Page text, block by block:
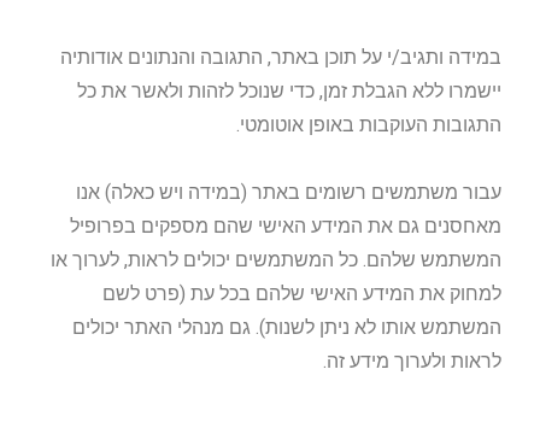
במידה ותגיב/י על תוכן באתר, התגובה והנתונים אודותיה
יישמרו ללא הגבלת זמן, כדי שנוכל לזהות ולאשר את כל
התגובות העוקבות באופן אוטומטי.
עבור משתמשים רשומים באתר (במידה ויש כאלה) אנו
מאחסנים גם את המידע האישי שהם מספקים בפרופיל
המשתמש שלהם. כל המשתמשים יכולים לראות, לערוך או
למחוק את המידע האישי שלהם בכל עת (פרט לשם
המשתמש אותו לא ניתן לשנות). גם מנהלי האתר יכולים
לראות ולערוך מידע זה.